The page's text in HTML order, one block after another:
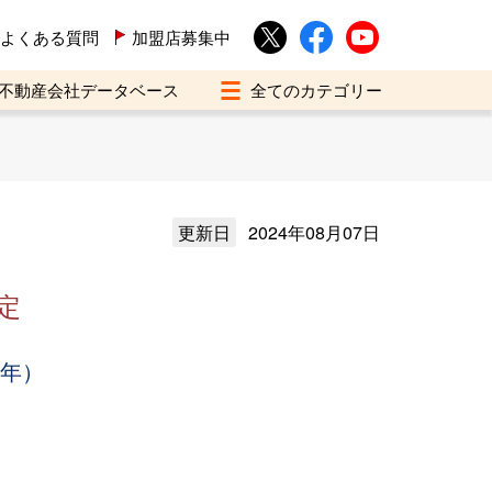
よくある質問 加盟店募集中
動産会社データベース
更新日 2024年08月07日
）